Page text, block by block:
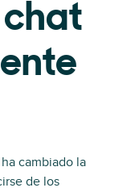
chat
cambiado la
de los